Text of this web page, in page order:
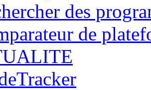
des
de